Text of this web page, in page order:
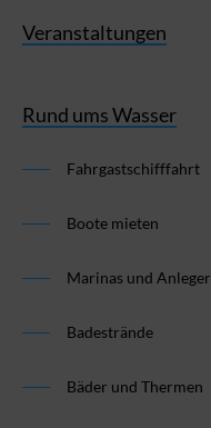
Veranstaltungen
Rund ums Wasser
Fahrgastschifffahrt
Boote mieten
Marinas und Anleger
Badestrände
Bäder und Thermen